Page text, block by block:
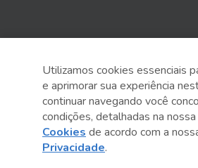
Serviço Social do Comércio
Administração Regional no Estado de
Sesc São Paulo por aí:
Utilizamos cookies essenciais
e aprimorar sua experiência
continuar navegando você
condições, detalhadas na nossa
Cookies de acordo com a
Privacidade.